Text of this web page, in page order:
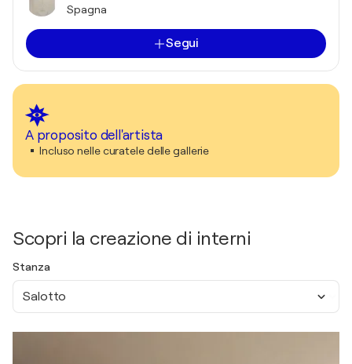
Spagna
Segui
A proposito dell'artista
Incluso nelle curatele delle gallerie
Scopri la creazione di interni
Stanza
Salotto